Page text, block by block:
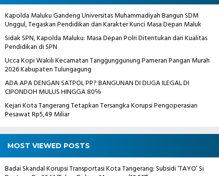
Kapolda Maluku Gandeng Universitas Muhammadiyah Bangun SDM
Unggul, Tegaskan Pendidikan dan Karakter Kunci Masa Depan Maluk
Sidak SPN, Kapolda Maluku: Masa Depan Polri Ditentukan dari Kualitas
Pendidikan di SPN
Ucca Kopi Wakili Kecamatan Tanggunggunung Pameran Pangan Murah
2026 Kabupaten Tulungagung
ADA APA DENGAN SATPOL PP? BANGUNAN DI DUGA ILEGAL DI
CIPONDOH MULUS HINGGA 80℅
Kejari Kota Tangerang Tetapkan Tersangka Korupsi Pengoperasian
Pesawat Rp5,49 Miliar
MOST VIEWED POSTS
Badai Skandal Korupsi Transportasi Kota Tangerang: Subsidi ‘TAYO’ Si